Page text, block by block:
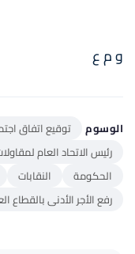
و م ع
الوسوم توقيع اتفاق
رئيس الاتحاد العام
الحكومة
النقابات
رفع الأجر الأدنى بالقطاع